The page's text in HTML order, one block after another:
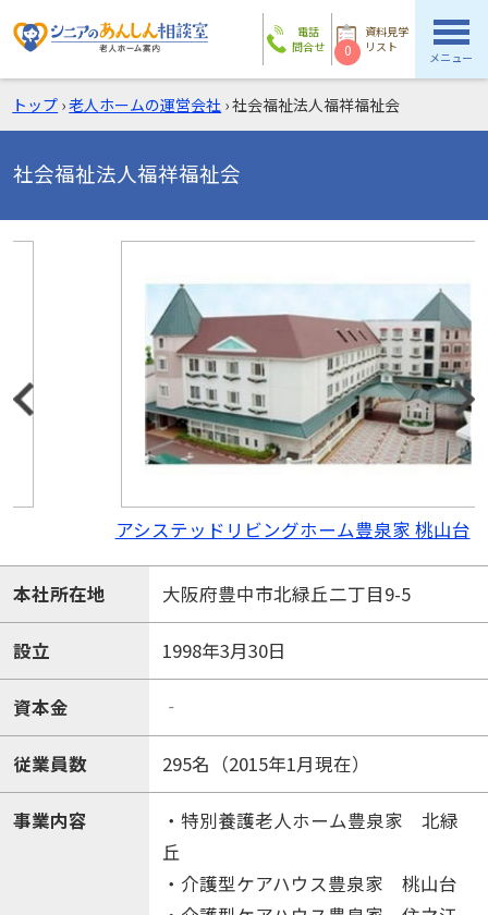
電話
問合せ
資料見学
リスト
0 メニュー
トップ ›老人ホームの運営会社 ›社会福祉法人福祥福祉会
社会福祉法人福祥福祉会
アシステッドリビングホーム豊泉家 桃山台
本社所在地 大阪府豊中市北緑丘二丁目9-5
設立 1998年3月30日
資本金 ‐
従業員数 295名（2015年1月現在）
事業内容
・特別養護老人ホーム豊泉家 北緑
丘
・介護型ケアハウス豊泉家 桃山台